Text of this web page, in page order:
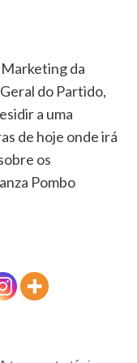
da
do Partido,
a uma
de hoje onde irá
os
Pombo